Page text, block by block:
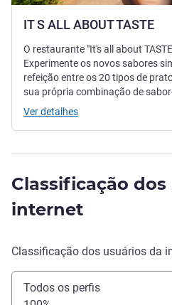
IT S ALL ABOUT TASTE
O restaurante "It's all about
Experimente os novos sabores
refeição entre os 20 tipos de
sua própria combinação de
Ver detalhes
Classificação
internet
Classificação dos usuários da
Todos os perfis